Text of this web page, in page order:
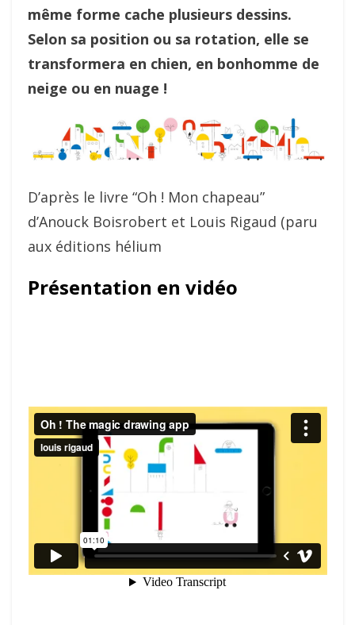
même forme cache plusieurs dessins.
Selon sa position ou sa rotation, elle se
transformera en chien, en bonhomme de
neige ou en nuage !
D’après le livre “Oh ! Mon chapeau”
d’Anouck Boisrobert et Louis Rigaud (paru
aux éditions hélium
Présentation en vidéo